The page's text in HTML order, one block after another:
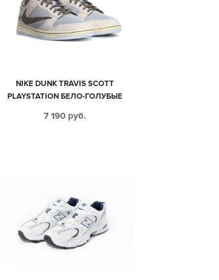
NIKE DUNK TRAVIS SCOTT
PLAYSTATION БЕЛО-ГОЛУБЫЕ
7 190 руб.